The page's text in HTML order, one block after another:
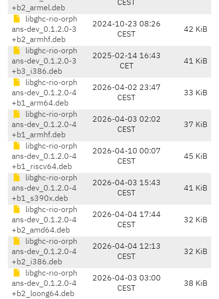
+b2_armel.deb
CEST
libghc-rio-orph
ans-dev_0.1.2.0-3
+b2_armhf.deb
2024-10-23 08:26
CEST
42 KiB
libghc-rio-orph
ans-dev_0.1.2.0-3
+b3_i386.deb
2025-02-14 16:43
CET
41 KiB
libghc-rio-orph
ans-dev_0.1.2.0-4
+b1_arm64.deb
2026-04-02 23:47
CEST
33 KiB
libghc-rio-orph
ans-dev_0.1.2.0-4
+b1_armhf.deb
2026-04-03 02:02
CEST
37 KiB
libghc-rio-orph
ans-dev_0.1.2.0-4
+b1_riscv64.deb
2026-04-10 00:07
CEST
45 KiB
libghc-rio-orph
ans-dev_0.1.2.0-4
+b1_s390x.deb
2026-04-03 15:43
CEST
41 KiB
libghc-rio-orph
ans-dev_0.1.2.0-4
+b2_amd64.deb
2026-04-04 17:44
CEST
32 KiB
libghc-rio-orph
ans-dev_0.1.2.0-4
+b2_i386.deb
2026-04-04 12:13
CEST
32 KiB
libghc-rio-orph
ans-dev_0.1.2.0-4
+b2_loong64.deb
2026-04-03 03:00
CEST
38 KiB